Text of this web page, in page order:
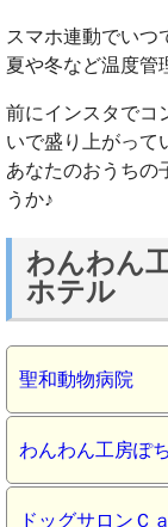
スマホ連動でいつ
夏や冬など温度管
前にインスタでコ
いで盛り上がって
あなたのおうちの
うか♪
わんわん
ホテル
聖和動物病院
わんわん工房ぽち
ドッグサロンＣ